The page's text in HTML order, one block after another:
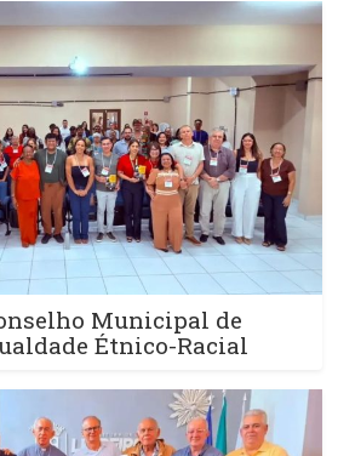
Municipal de
Étnico-Racial